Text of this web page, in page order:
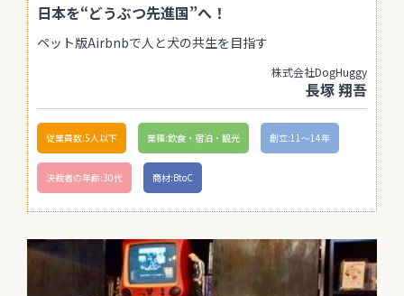
日本を“どうぶつ先進国”へ！
ペット版Airbnbで人と犬の共生を目指す
株式会社DogHuggy
長塚 翔吾
従業員数:5人以下 業種:飲食・宿泊・観光 創立:11〜14年
決裁者の年齢:30代 商材:BtoC